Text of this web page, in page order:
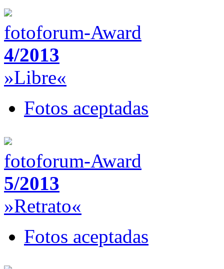
fotoforum-Award
4/2013
»Libre«
Fotos aceptadas
fotoforum-Award
5/2013
»Retrato«
Fotos aceptadas